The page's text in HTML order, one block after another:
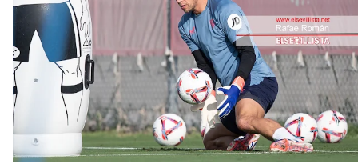
Sow muy cerca de cerrar su traspaso al Genoa
Oso es el siguiente en la lista para salir
El Sevilla FC oficializa la cesión de Rafa Mir al Aris
de Salónica
Juanlu se marcha traspasado al Bournemouth